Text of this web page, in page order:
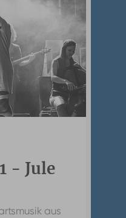
- Jule
aus